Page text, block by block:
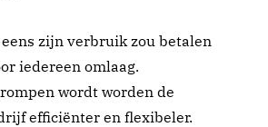
zijn verbruik zou betalen
iedereen omlaag.
wordt worden de
efficiënter en flexibeler.